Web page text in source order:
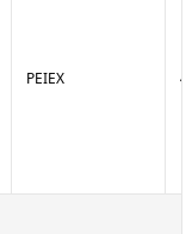
PEIEX